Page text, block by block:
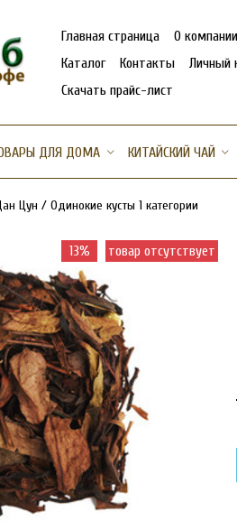
Главная страница О компании
Каталог
Контакты Личный
Скачать прайс-лист
ДЛЯ ДОМА КИТАЙСКИЙ ЧАЙ
Цун / Одинокие кусты 1 категории
13% товар отсутствует